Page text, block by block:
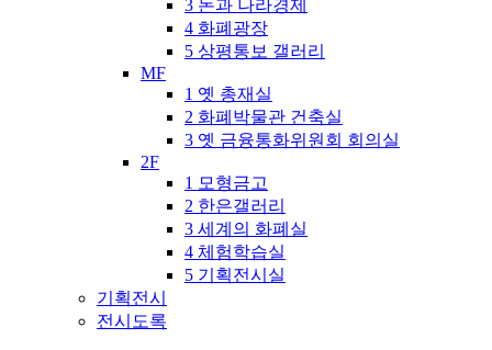
3 돈과 나라경제
4 화폐광장
5 상평통보 갤러리
MF
1 옛 총재실
2 화폐박물관 건축실
3 옛 금융통화위원회 회의실
2F
1 모형금고
2 한은갤러리
3 세계의 화폐실
4 체험학습실
5 기획전시실
기획전시
전시도록